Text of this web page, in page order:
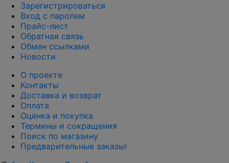
Зарегистрироваться
Вход с паролем
Прайс-лист
Обратная связь
Обмен ссылками
Новости
О проекте
Контакты
Доставка и возврат
Оплата
Оценка и покупка
Термины и сокращения
Поиск по магазину
Предварительные заказы!